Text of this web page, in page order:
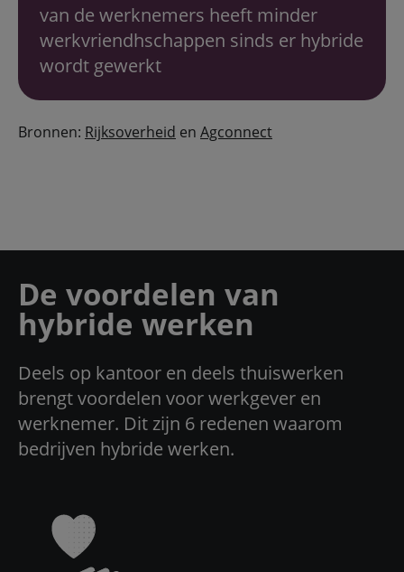
van de werknemers heeft minder
werkvriendhschappen sinds er hybride
wordt gewerkt
Bronnen: Rijksoverheid en Agconnect
De voordelen van
hybride werken
Deels op kantoor en deels thuiswerken
brengt voordelen voor werkgever en
werknemer. Dit zijn 6 redenen waarom
bedrijven hybride werken.